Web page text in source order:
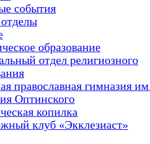
события
образование
отдел религиозного
православная гимназия
Оптинского
копилка
клуб «Экклезиаст»